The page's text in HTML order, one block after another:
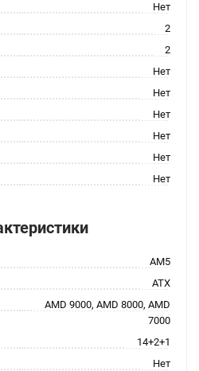
Нет
2
2
Нет
Нет
Нет
Нет
Нет
Нет
AM5
ATX
AMD 9000, AMD 8000, AMD
7000
14+2+1
Нет